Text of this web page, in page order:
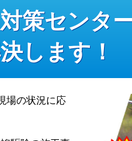
策センタ
します！
場の状況に応